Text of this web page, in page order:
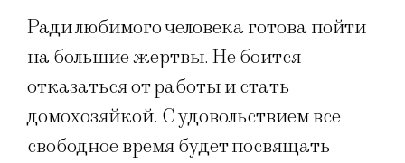
Ради любимого человека готова пойти
на большие жертвы. Не боится
отказаться от работы и стать
домохозяйкой. С удовольствием все
свободное время будет посвящать